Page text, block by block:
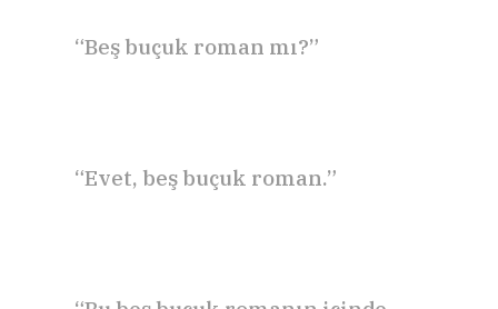
“Beş buçuk roman mı?”
“Evet, beş buçuk roman.”